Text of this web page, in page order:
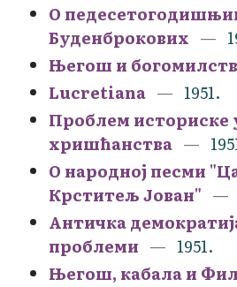
О
Буденброкових
Његош и
Lucretiana
1951.
Проблем историске
хришћанства
О народној песми
Крститељ Јован"
Античка
проблеми
1951.
Његош, кабала и